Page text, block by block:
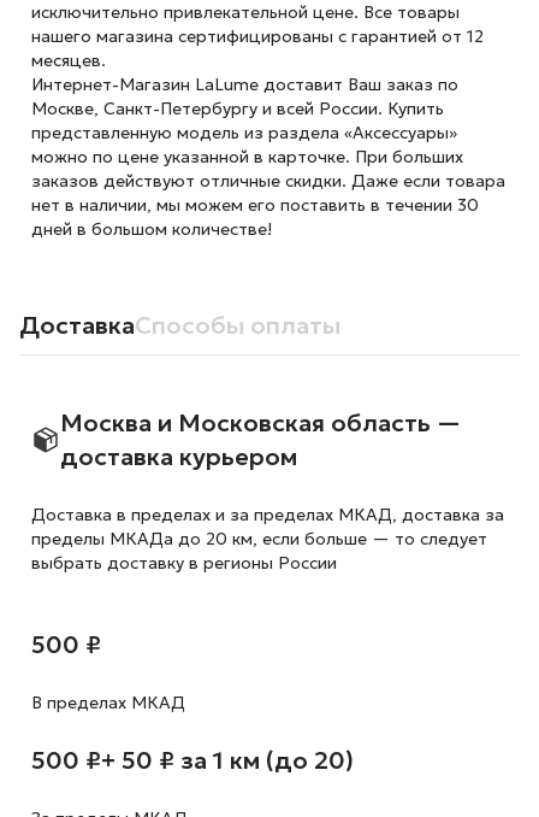
исключительно привлекательной цене. Все товары
нашего магазина сертифицированы с гарантией от 12
месяцев.
Интернет-Магазин LaLume доставит Ваш заказ по
Москве, Санкт-Петербургу и всей России. Купить
представленную модель из раздела «Аксессуары»
можно по цене указанной в карточке. При больших
заказов действуют отличные скидки. Даже если товара
нет в наличии, мы можем его поставить в течении 30
дней в большом количестве!
ДоставкаСпособы оплаты
Москва и Московская область —
доставка курьером
Доставка в пределах и за пределах МКАД, доставка за
пределы МКАДа до 20 км, если больше — то следует
выбрать доставку в регионы России
500 ₽
В пределах МКАД
500 ₽+ 50 ₽ за 1 км (до 20)